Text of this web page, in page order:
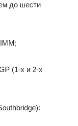
до шести
(1-х и 2-х